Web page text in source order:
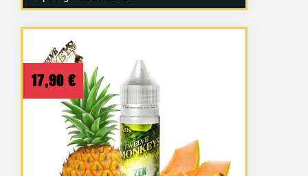
17,90 €